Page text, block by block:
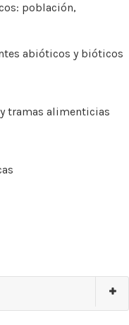
población,
abióticos y bióticos
tramas alimenticias